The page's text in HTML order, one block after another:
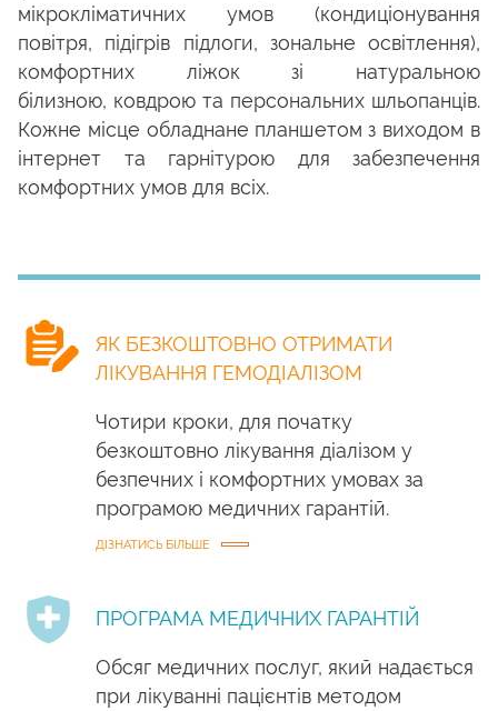
мікрокліматичних умов (кондиціонування
повітря, підігрів підлоги, зональне освітлення),
комфортних ліжок зі натуральною
білизною, ковдрою та персональних шльопанців.
Кожне місце обладнане планшетом з виходом в
інтернет та гарнітурою для забезпечення
комфортних умов для всіх.
ЯК БЕЗКОШТОВНО ОТРИМАТИ
ЛІКУВАННЯ ГЕМОДІАЛІЗОМ
Чотири кроки, для початку
безкоштовно лікування діалізом у
безпечних і комфортних умовах за
програмою медичних гарантій.
ДІЗНАТИСЬ БІЛЬШЕ
ПРОГРАМА МЕДИЧНИХ ГАРАНТІЙ
Обсяг медичних послуг, який надається
при лікуванні пацієнтів методом